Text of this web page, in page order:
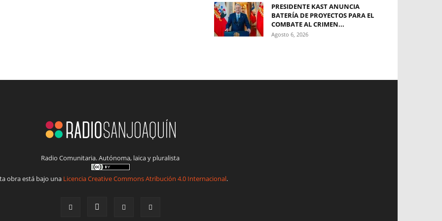
PRESIDENTE KAST ANUNCIA
BATERÍA DE PROYECTOS PARA EL
COMBATE AL CRIMEN...
Agosto 6, 2026
Radio Comunitaria. Autónoma, laica y pluralista
obra está bajo una Licencia Creative Commons Atribución 4.0 Internacional.